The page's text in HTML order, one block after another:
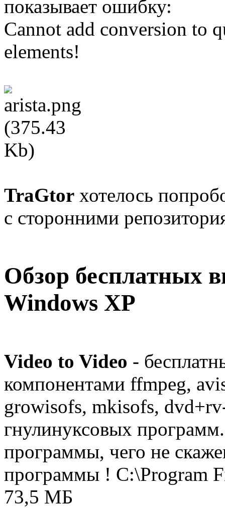
показывает ошибку:
Cannot add conversion to
elements!
TraGtor хотелось
с сторонними
Обзор бесплатных
Windows XP
Video to Video -
компонентами ffmpeg,
growisofs, mkisofs,
гнулинуксовых
программы, чего не
программы ! C:\Program
73,5 МБ